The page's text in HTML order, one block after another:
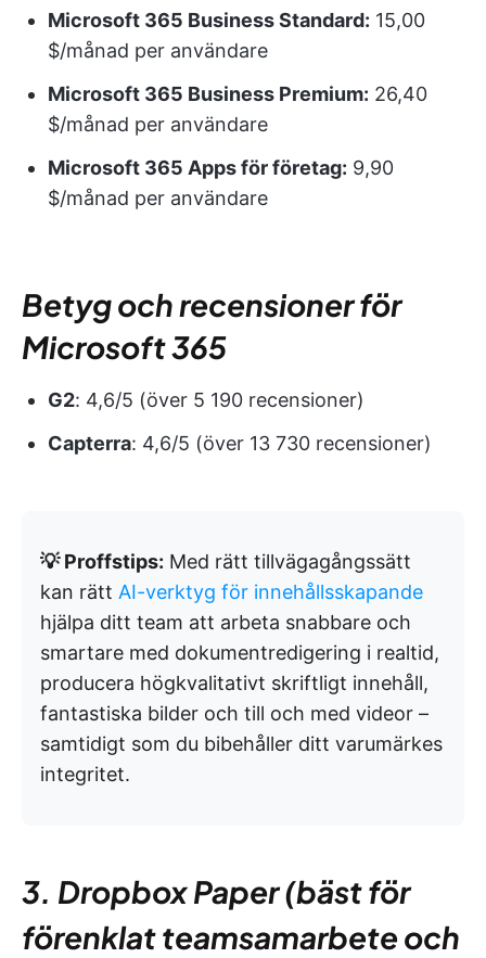
Microsoft 365 Business Standard: 15,00
$/månad per användare
Microsoft 365 Business Premium: 26,40
$/månad per användare
Microsoft 365 Apps för företag: 9,90
$/månad per användare
Betyg och recensioner för
Microsoft 365
G2: 4,6/5 (över 5 190 recensioner)
Capterra: 4,6/5 (över 13 730 recensioner)
💡 Proffstips: Med rätt tillvägagångssätt
kan rätt AI-verktyg för innehållsskapande
hjälpa ditt team att arbeta snabbare och
smartare med dokumentredigering i realtid,
producera högkvalitativt skriftligt innehåll,
fantastiska bilder och till och med videor –
samtidigt som du bibehåller ditt varumärkes
integritet.
3. Dropbox Paper (bäst för
förenklat teamsamarbete och